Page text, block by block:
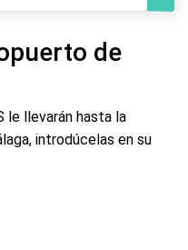
de
le llevarán hasta la
introdúcelas en su